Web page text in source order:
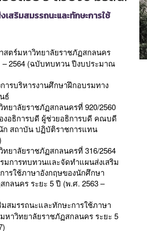
สริมสมรรถนะและทักษะการใช้
สตร์มหาวิทยาลัยราชภัฏสกลนคร
– 2564 (ฉบับทบทวน ปีงบประมาณ
การบริหารงานศึกษาฝึกอบรมทาง
ธ์
ทยาลัยราชภัฏสกลนครที่ 920/2560
งอธิการบดี ผู้ช่วยอธิการบดี คณบดี
ก สถาบัน ปฏิบัติราชการแทน
ทยาลัยราชภัฏสกลนครที่ 316/2564
มการทบทวนและจัดทำแผนส่งเสริม
ารใช้ภาษาอังกฤษของนักศึกษา
ลนคร ระยะ 5 ปี (พ.ศ. 2563 –
มสมรรถนะและทักษะการใช้ภาษา
หาวิทยาลัยราชภัฏสกลนคร ระยะ 5